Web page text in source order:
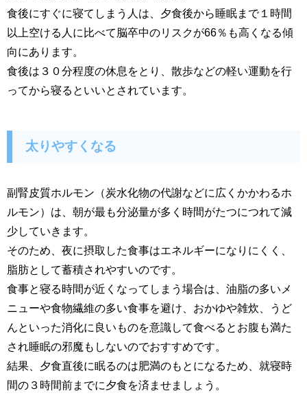
食後にすぐに寝てしまう人は、夕食後から睡眠まで１時間
以上空ける人に比べて脳卒中のリスクが66％も高くなる傾
向にあります。
食後は３０分程度の休息をとり、散歩などの軽い運動を行
ってから寝るといいとされています。
太りやすくなる
副腎皮質ホルモン（炭水化物の代謝などに広くかかわるホ
ルモン）は、朝が最も分泌量が多く時間がたつにつれて減
少していきます。
そのため、夜に摂取した食事はエネルギーになりにくく、
脂肪として蓄積されやすいのです。
食事と寝る時間が近くなってしまう場合は、油脂の多いメ
ニューや食物繊維の多い食事を避け、おかゆや雑炊、うど
んといった消化に良いものを意識して食べるとお腹も満た
され睡眠の邪魔もしないのでおすすめです。
結果、夕食直後に眠るのは肥満のもとになるため、就寝時
間の３時間前までに夕食を済ませましょう。